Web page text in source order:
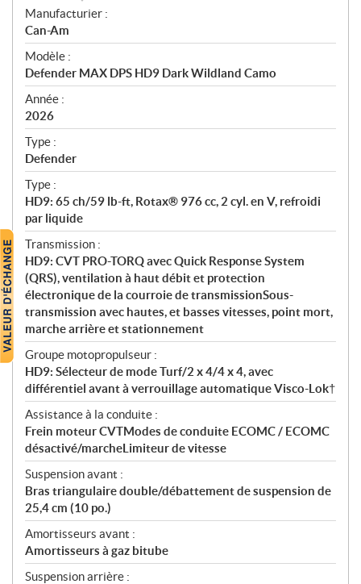
S
p
é
c
i
f
i
c
a
t
i
o
n
s
Manufacturier :
Can-Am
Modèle :
Defender MAX DPS HD9 Dark Wildland Camo
Année :
2026
Type :
Defender
Type :
HD9: 65 ch/59 lb-ft, Rotax® 976 cc, 2 cyl. en V, refroidi
par liquide
Transmission :
HD9: CVT PRO-TORQ avec Quick Response System
(QRS), ventilation à haut débit et protection
électronique de la courroie de transmissionSous-
transmission avec hautes, et basses vitesses, point mort,
marche arrière et stationnement
Groupe motopropulseur :
HD9: Sélecteur de mode Turf/2 x 4/4 x 4, avec
différentiel avant à verrouillage automatique Visco-Lok†
Assistance à la conduite :
Frein moteur CVTModes de conduite ECOMC / ECOMC
désactivé/marcheLimiteur de vitesse
Suspension avant :
Bras triangulaire double/débattement de suspension de
25,4 cm (10 po.)
Amortisseurs avant :
Amortisseurs à gaz bitube
Suspension arrière :